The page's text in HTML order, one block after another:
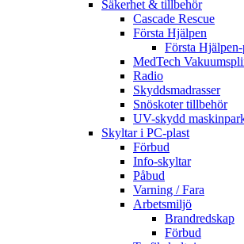
Säkerhet & tillbehör
Cascade Rescue
Första Hjälpen
Första
MedTech
Radio
Skyddsmadrasser
Snöskoter tillbehör
UV-skydd
Skyltar i PC-plast
Förbud
Info-skyltar
Påbud
Varning / Fara
Arbetsmiljö
Brandredskap
Förbud